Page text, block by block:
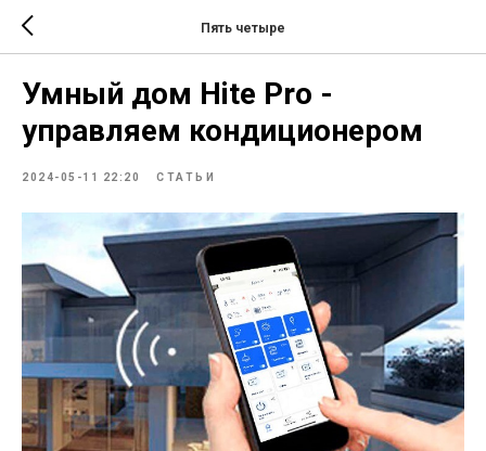
Пять четыре
Умный дом Hite Pro -
управляем кондиционером
2024-05-11 22:20 СТАТЬИ